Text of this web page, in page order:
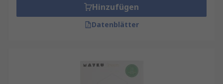
Vorteile eines Vakuumformers
Geeignet für verschiedene
Materialien wie ABS, PET, PVC oder
Hinzufügen
Datenblätter